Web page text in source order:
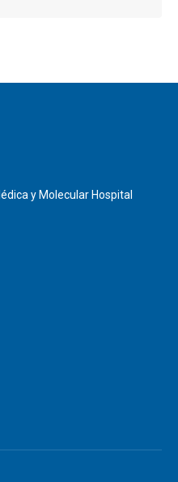
y Molecular Hospital